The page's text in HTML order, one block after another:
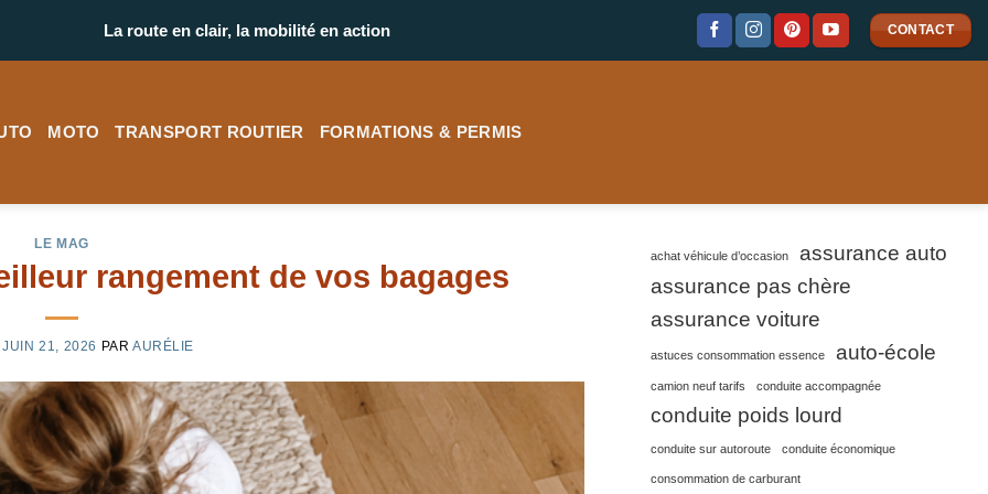
La route en clair, la mobilité en action CONTACT
MOTO TRANSPORT ROUTIER FORMATIONS & PERMIS
LE MAG
rangement de vos bagages
JUIN 21, 2026 PAR AURÉLIE
achat véhicule d’occasion
assurance auto
assurance pas chère
assurance voiture
astuces consommation essence auto-école
camion neuf tarifs conduite accompagnée
conduite poids lourd
conduite sur autoroute conduite économique
consommation de carburant